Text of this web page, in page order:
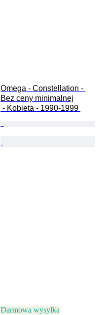
Omega - Constellation -
Bez ceny minimalnej
- Kobieta - 1990-1999
Darmowa wysyłka